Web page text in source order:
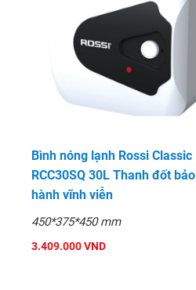
Bình nóng lạnh Rossi Classic
RCC30SQ 30L Thanh đốt bảo
hành vĩnh viễn
450*375*450 mm
3.409.000 VND